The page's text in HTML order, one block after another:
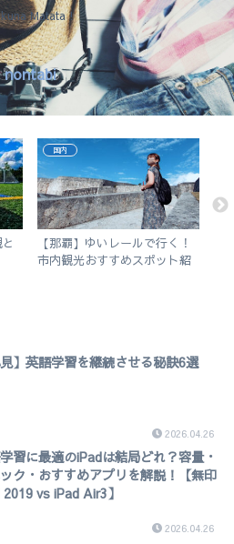
Matata !
nontabi
国内
【那覇】ゆいレールで行く！
市内観光おすすめスポット紹
見】英語学習を継続させる秘訣6選
2026.04.26
習に最適のiPadは結局どれ？容量・
ク・おすすめアプリを解説！【無印
vs iPad Air3】
2026.04.26